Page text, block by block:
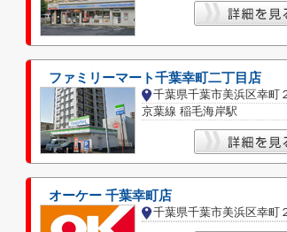
ファミリーマート千葉幸町二丁目店
千葉県千葉市美浜区幸町
京葉線 稲毛海岸駅
オーケー 千葉幸町店
千葉県千葉市美浜区幸町